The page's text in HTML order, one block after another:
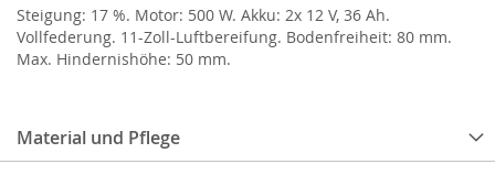
Material und Pflege
Steigung: 17 %. Motor: 500 W. Akku: 2x 12 V, 36 Ah.
Vollfederung. 11-Zoll-Luftbereifung. Bodenfreiheit: 80 mm.
Max. Hindernishöhe: 50 mm.